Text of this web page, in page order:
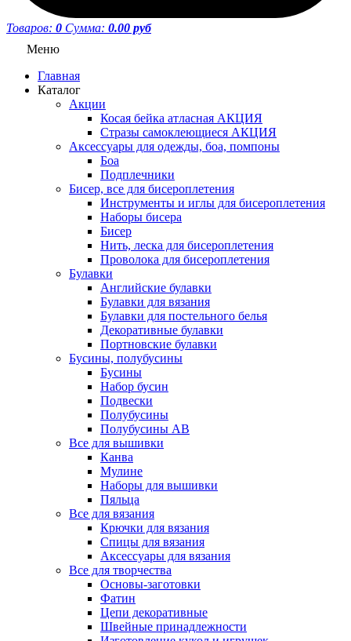
Товаров: 0 Сумма: 0.00 руб
Меню
Главная
Каталог
Акции
Косая бейка атласная АКЦИЯ
Стразы самоклеющиеся АКЦИЯ
Аксессуары для одежды, боа, помпоны
Боа
Подплечники
Бисер, все для бисероплетения
Инструменты и иглы для бисероплетения
Наборы бисера
Бисер
Нить, леска для бисероплетения
Проволока для бисероплетения
Булавки
Английские булавки
Булавки для вязания
Булавки для постельного белья
Декоративные булавки
Портновские булавки
Бусины, полубусины
Бусины
Набор бусин
Подвески
Полубусины
Полубусины AB
Все для вышивки
Канва
Мулине
Наборы для вышивки
Пяльца
Все для вязания
Крючки для вязания
Спицы для вязания
Аксессуары для вязания
Все для творчества
Основы-заготовки
Фатин
Цепи декоративные
Швейные принадлежности